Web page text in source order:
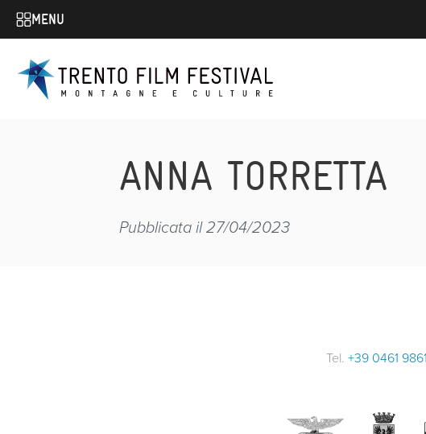
MENU
ANNA TORRETTA
Pubblicata il 27/04/2023
Tel. +39 0461